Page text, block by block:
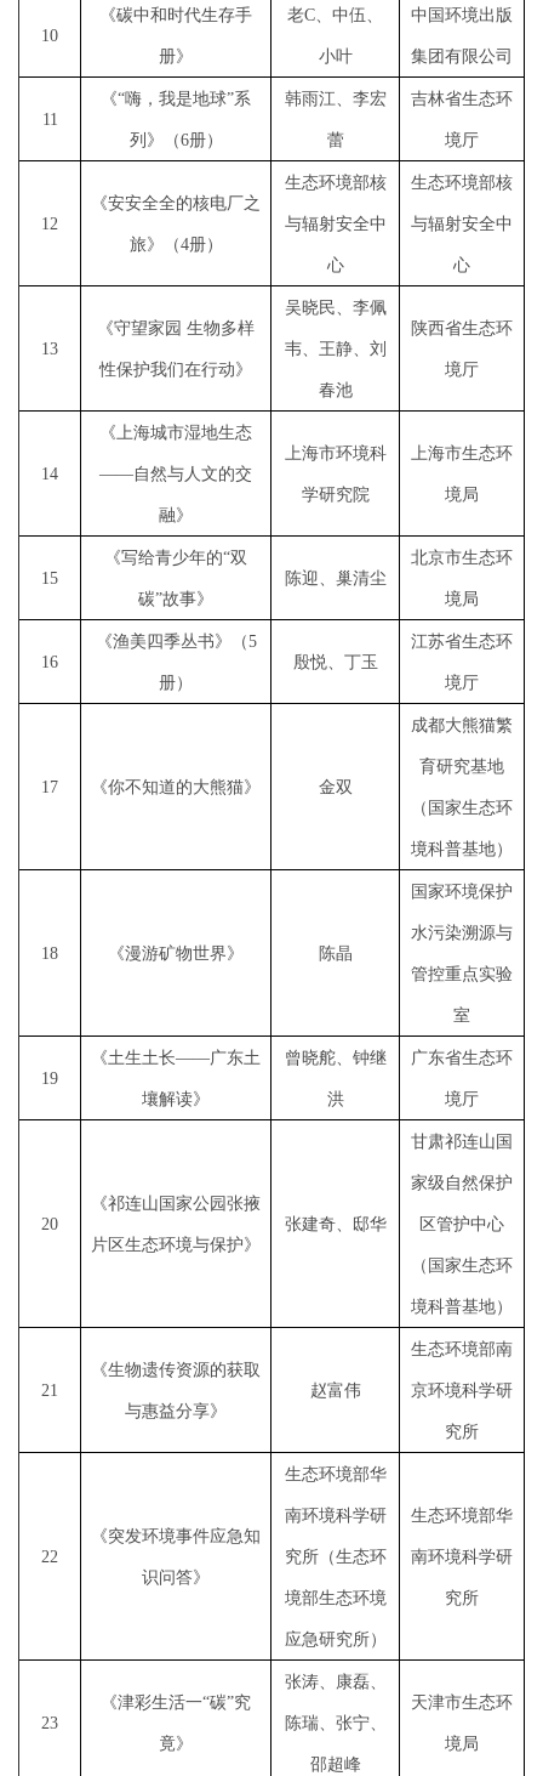
10
《碳中和时代生存手
册》
老C、中伍、
小叶
中国环境出版
集团有限公司
11
《“嗨，我是地球”系
列》（6册）
韩雨江、李宏
蕾
吉林省生态环
境厅
12
《安安全全的核电厂之
旅》（4册）
生态环境部核
与辐射安全中
心
生态环境部核
与辐射安全中
心
13
《守望家园 生物多样
性保护我们在行动》
吴晓民、李佩
韦、王静、刘
春池
陕西省生态环
境厅
14
《上海城市湿地生态
——自然与人文的交
融》
上海市环境科
学研究院
上海市生态环
境局
15
《写给青少年的“双
碳”故事》
陈迎、巢清尘
北京市生态环
境局
16
《渔美四季丛书》（5
册）
殷悦、丁玉
江苏省生态环
境厅
17 《你不知道的大熊猫》 金双
成都大熊猫繁
育研究基地
（国家生态环
境科普基地）
18 《漫游矿物世界》 陈晶
国家环境保护
水污染溯源与
管控重点实验
室
19
《土生土长——广东土
壤解读》
曾晓舵、钟继
洪
广东省生态环
境厅
20
《祁连山国家公园张掖
片区生态环境与保护》
张建奇、邸华
甘肃祁连山国
家级自然保护
区管护中心
（国家生态环
境科普基地）
21
《生物遗传资源的获取
与惠益分享》
赵富伟
生态环境部南
京环境科学研
究所
22
《突发环境事件应急知
识问答》
生态环境部华
南环境科学研
究所（生态环
境部生态环境
应急研究所）
生态环境部华
南环境科学研
究所
23
《津彩生活一“碳”究
竟》
张涛、康磊、
陈瑞、张宁、
邵超峰
天津市生态环
境局